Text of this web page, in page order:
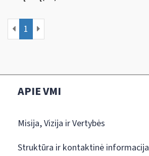
1
APIE VMI
Misija, Vizija ir Vertybės
Struktūra ir kontaktinė informacija